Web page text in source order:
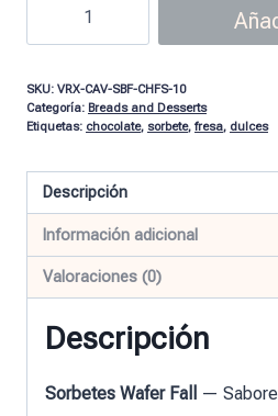
SKU: VRX-CAV-SBF-CHFS-10
Categoría: Breads and Desserts
Etiquetas: chocolate, sorbete, fresa, dulces
Descripción
Información adicional
Valoraciones (0)
Descripción
Sorbetes Wafer Fall —